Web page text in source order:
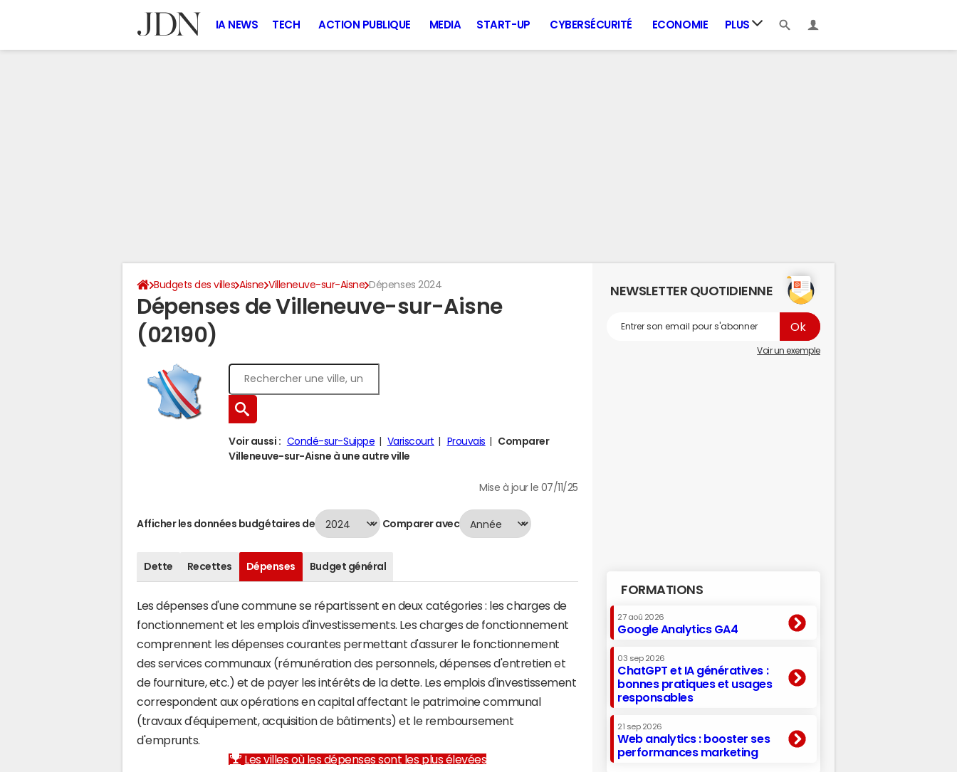
IA NEWS TECH ACTION PUBLIQUE MEDIA START-UP CYBERSÉCURITÉ ECONOMIE PLUS
Budgets des villes Aisne Villeneuve-sur-Aisne Dépenses 2024
Dépenses de Villeneuve-sur-Aisne
(02190)
Voir aussi : Condé-sur-Suippe Variscourt Prouvais
Comparer
Villeneuve-sur-Aisne à une autre ville
Mise à jour le 07/11/25
Afficher les données budgétaires de Comparer avec
Dette Recettes Dépenses Budget général
Les dépenses d'une commune se répartissent en deux catégories : les charges de
fonctionnement et les emplois d'investissements. Les charges de fonctionnement
comprennent les dépenses courantes permettant d'assurer le fonctionnement
des services communaux (rémunération des personnels, dépenses d'entretien et
de fourniture, etc.) et de payer les intérêts de la dette. Les emplois d'investissement
correspondent aux opérations en capital affectant le patrimoine communal
(travaux d'équipement, acquisition de bâtiments) et le remboursement
d'emprunts.
Les villes où les dépenses sont les plus élevées
NEWSLETTER QUOTIDIENNE
Voir un exemple
FORMATIONS
27 aoû 2026
Google Analytics GA4
03 sep 2026
ChatGPT et IA génératives :
bonnes pratiques et usages
responsables
21 sep 2026
Web analytics : booster ses
performances marketing